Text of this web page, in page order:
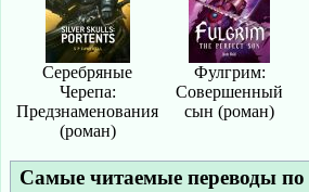
Серебряные
Черепа:
Предзнаменования
(роман)
Фулгрим:
Совершенный
сын (роман)
Самые читаемые переводы по